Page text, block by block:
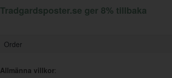
Tradgardsposter.se ger 8% tillbaka
Order
Allmänna villkor: